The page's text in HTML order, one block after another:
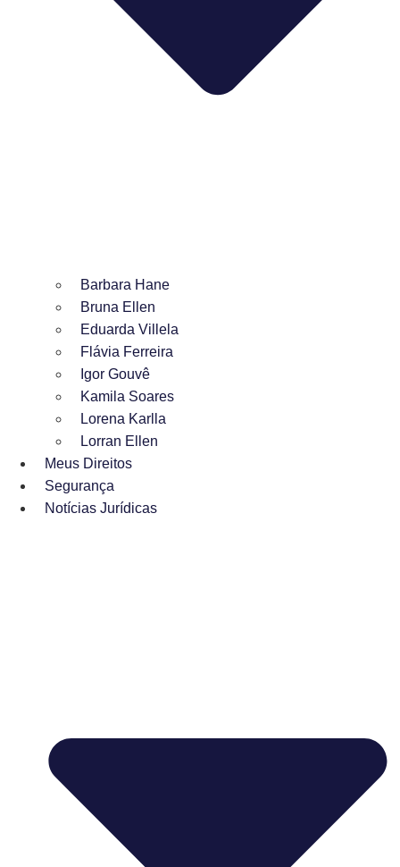
Barbara Hane
Bruna Ellen
Eduarda Villela
Flávia Ferreira
Igor Gouvê
Kamila Soares
Lorena Karlla
Lorran Ellen
Meus Direitos
Segurança
Notícias Jurídicas